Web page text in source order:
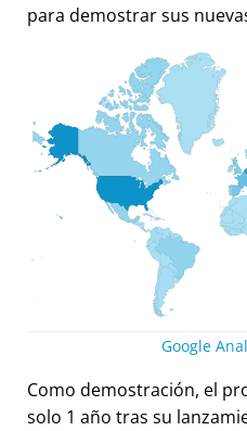
para demostrar sus
Google
Como demostración, el
solo 1 año tras su